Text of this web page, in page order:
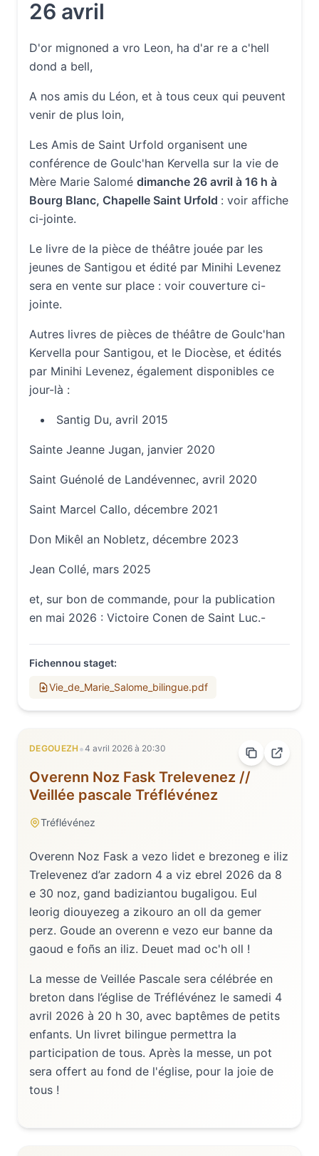
26 avril
D'or mignoned a vro Leon, ha d'ar re a c'hell
dond a bell,
A nos amis du Léon, et à tous ceux qui peuvent
venir de plus loin,
Les Amis de Saint Urfold organisent une
conférence de Goulc'han Kervella sur la vie de
Mère Marie Salomé dimanche 26 avril à 16 h à
Bourg Blanc, Chapelle Saint Urfold : voir affiche
ci-jointe.
Le livre de la pièce de théâtre jouée par les
jeunes de Santigou et édité par Minihi Levenez
sera en vente sur place : voir couverture ci-
jointe.
Autres livres de pièces de théâtre de Goulc'han
Kervella pour Santigou, et le Diocèse, et édités
par Minihi Levenez, également disponibles ce
jour-là :
Santig Du, avril 2015
Sainte Jeanne Jugan, janvier 2020
Saint Guénolé de Landévennec, avril 2020
Saint Marcel Callo, décembre 2021
Don Mikêl an Nobletz, décembre 2023
Jean Collé, mars 2025
et, sur bon de commande, pour la publication
en mai 2026 : Victoire Conen de Saint Luc.-
Fichennou staget:
Vie_de_Marie_Salome_bilingue.pdf
DEGOUEZH •4 avril 2026 à 20:30
Overenn Noz Fask Trelevenez //
Veillée pascale Tréflévénez
Tréflévénez
Overenn Noz Fask a vezo lidet e brezoneg e iliz
Trelevenez d’ar zadorn 4 a viz ebrel 2026 da 8
e 30 noz, gand badiziantou bugaligou. Eul
leorig diouyezeg a zikouro an oll da gemer
perz. Goude an overenn e vezo eur banne da
gaoud e foñs an iliz. Deuet mad oc'h oll !
La messe de Veillée Pascale sera célébrée en
breton dans l’église de Tréflévénez le samedi 4
avril 2026 à 20 h 30, avec baptêmes de petits
enfants. Un livret bilingue permettra la
participation de tous. Après la messe, un pot
sera offert au fond de l'église, pour la joie de
tous !